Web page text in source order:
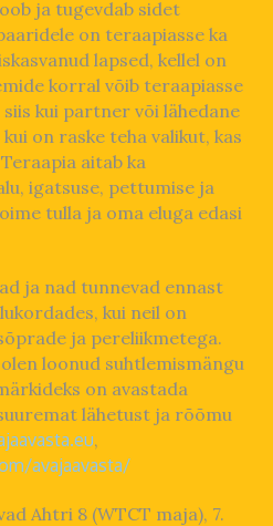
ja tugevdab sidet
on teraapiasse ka
lapsed, kellel on
korral võib teraapiasse
kui partner või lähedane
on raske teha valikut, kas
aitab ka
igatsuse, pettumise ja
tulla ja oma eluga edasi
ja nad tunnevad ennast
kui neil on
ja pereliikmetega.
loonud suhtlemismängu
on avastada
lähetust ja rõõmu
,
avajaavasta/
Ahtri 8 (WTCT maja), 7.